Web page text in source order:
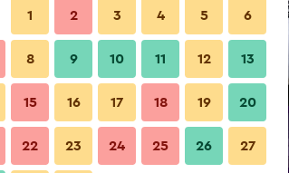
Habitación
1 2 3 4 5 6
8 9 10 11 12 13
15 16 17 18 19 20
22 23 24 25 26 27